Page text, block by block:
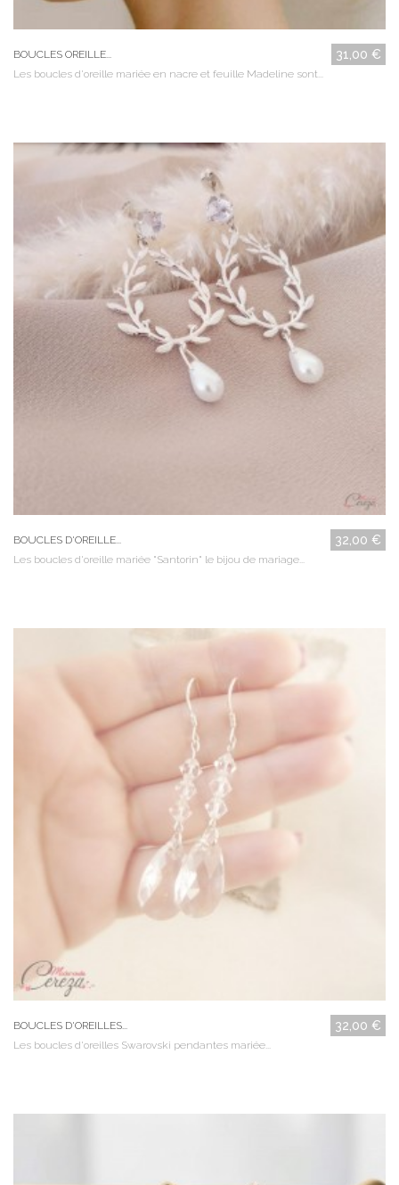
BOUCLES OREILLE... 31,00 €
Les boucles d'oreille mariée en nacre et feuille Madeline sont...
BOUCLES D'OREILLE... 32,00 €
Les boucles d'oreille mariée "Santorin" le bijou de mariage...
BOUCLES D'OREILLES... 32,00 €
Les boucles d'oreilles Swarovski pendantes mariée...